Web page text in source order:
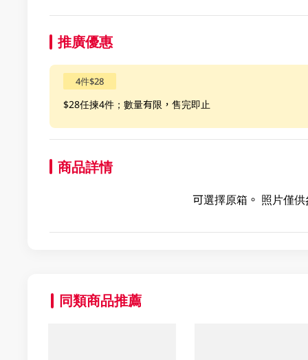
推廣優惠
4件$28
$28任揀4件；數量有限，售完即止
商品詳情
可選擇原箱。 照片僅
同類商品推薦